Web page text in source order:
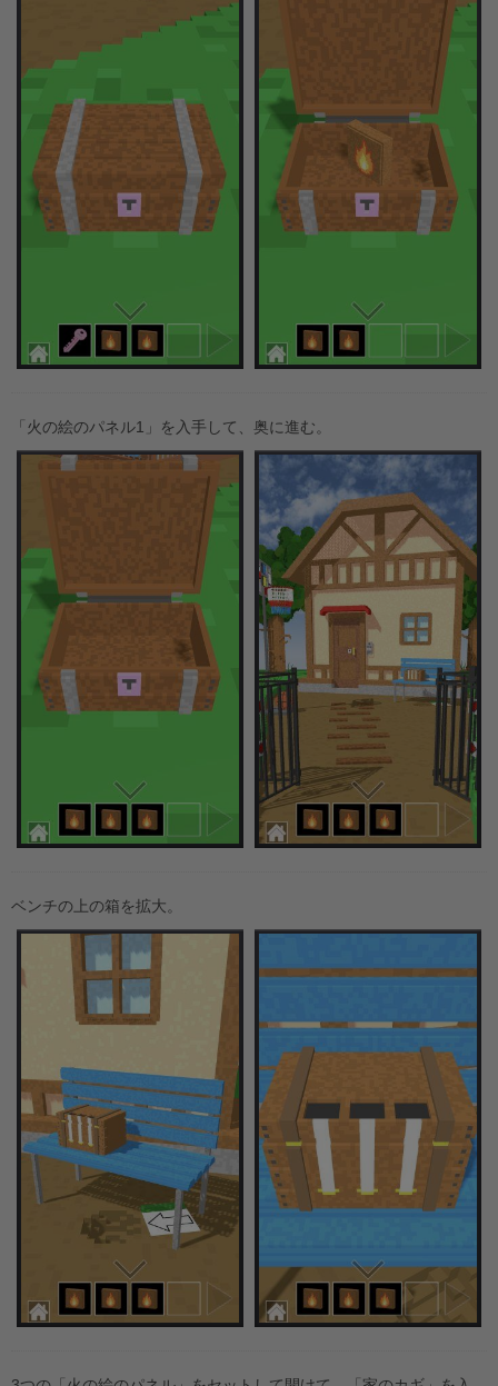
「火の絵のパネル1」を入手して、奥に進む。
ベンチの上の箱を拡大。